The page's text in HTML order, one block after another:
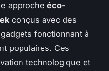
approche éco-
conçus avec des
fonctionnant à
populaires. Ces
technologique et